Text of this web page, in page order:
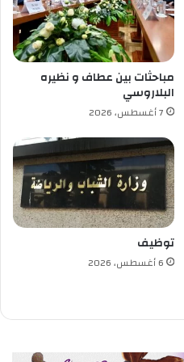
مباحثات بين عطاف و نظيره
البلاروسي
7 أغسطس، 2026
توظيف
6 أغسطس، 2026